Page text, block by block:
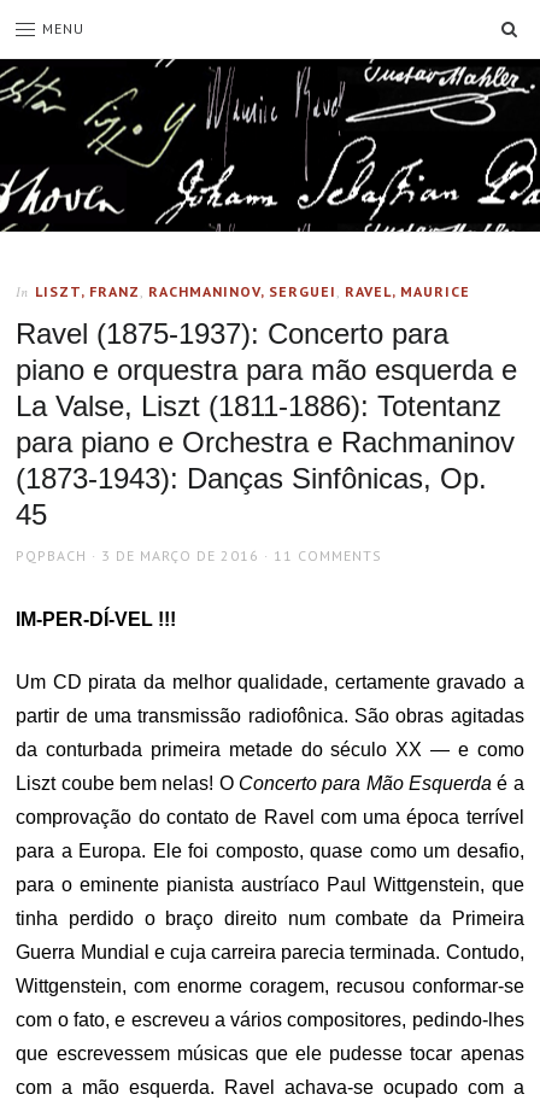
MENU
In LISZT, FRANZ , RACHMANINOV, SERGUEI , RAVEL, MAURICE
Ravel (1875-1937): Concerto para
piano e orquestra para mão esquerda e
La Valse, Liszt (1811-1886): Totentanz
para piano e Orchestra e Rachmaninov
(1873-1943): Danças Sinfônicas, Op.
45
AUTHOR
PQPBACH
POSTED
3 DE MARÇO DE 2016 11 COMMENTS
IM-PER-DÍ-VEL !!!
Um CD pirata da melhor qualidade, certamente gravado a
partir de uma transmissão radiofônica. São obras agitadas
da conturbada primeira metade do século XX — e como
Liszt coube bem nelas! O Concerto para Mão Esquerda é a
comprovação do contato de Ravel com uma época terrível
para a Europa. Ele foi composto, quase como um desafio,
para o eminente pianista austríaco Paul Wittgenstein, que
tinha perdido o braço direito num combate da Primeira
Guerra Mundial e cuja carreira parecia terminada. Contudo,
Wittgenstein, com enorme coragem, recusou conformar-se
com o fato, e escreveu a vários compositores, pedindo-lhes
que escrevessem músicas que ele pudesse tocar apenas
com a mão esquerda. Ravel achava-se ocupado com a